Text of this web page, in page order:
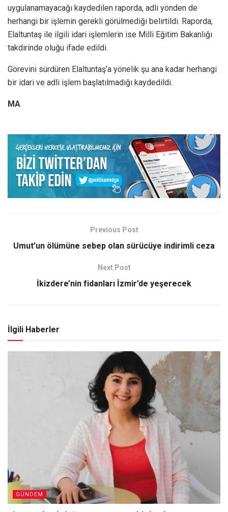
uygulanamayacağı kaydedilen raporda, adli yönden de
herhangi bir işlemin gerekli görülmediği belirtildi. Raporda,
Elaltuntaş ile ilgili idari işlemlerin ise Milli Eğitim Bakanlığı
takdirinde oluğu ifade edildi.
Görevini sürdüren Elaltuntaş’a yönelik şu ana kadar herhangi
bir idari ve adli işlem başlatılmadığı kaydedildi.
MA
Previous Post
Umut’un ölümüne sebep olan sürücüye indirimli ceza
Next Post
İkizdere’nin fidanları İzmir’de yeşerecek
İlgili Haberler
GÜNDEM